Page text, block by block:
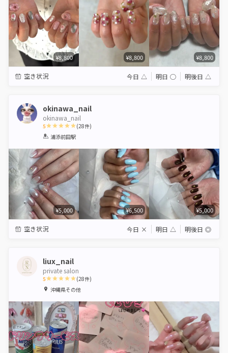
¥8,800 ¥8,800 ¥8,800
空き状況 今日 △ 明日 ◯ 明後日 △
okinawa_nail
okinawa_nail
5
1 2 3 4 5
(28件)
浦添前田駅
¥5,000 ¥6,500 ¥5,000
空き状況 今日 × 明日 △ 明後日 ◎
liux_nail
private salon
5
1 2 3 4 5
(28件)
沖縄県その他